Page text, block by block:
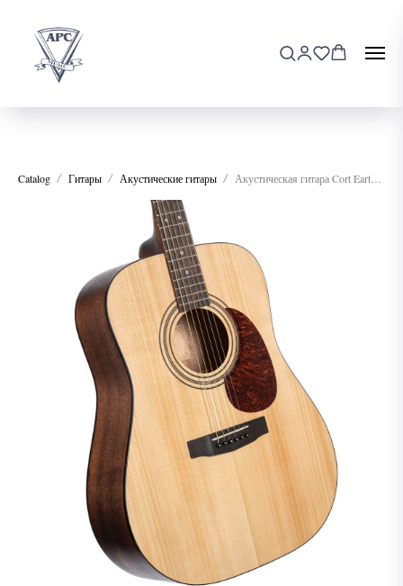
Catalog Гитары Акустические гитары